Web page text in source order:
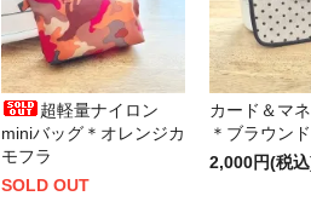
超軽量ナイロン
miniバッグ＊オレンジカ
モフラ
SOLD OUT
カード＆マ
＊ブラウン
2,000円(税